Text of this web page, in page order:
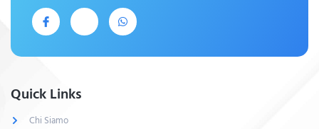
Quick Links
Chi Siamo